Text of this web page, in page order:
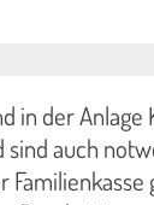
in der Anlage
sind auch